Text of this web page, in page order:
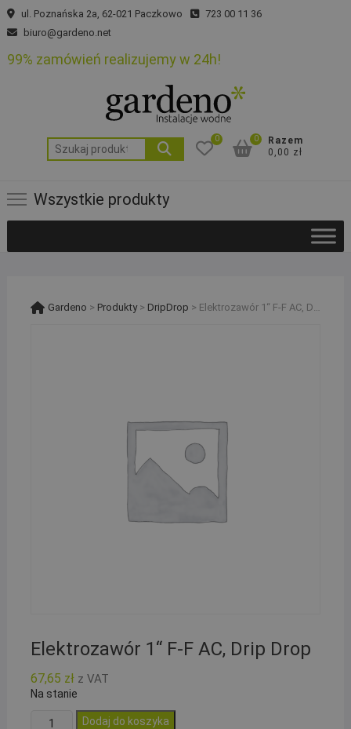
Skip
to
ul. Poznańska 2a, 62-021 Paczkowo
723 00 11 36
biuro@gardeno.net
99% zamówień realizujemy w 24h!
Szukaj:
0
Razem
0,00 zł
0
Wszystkie produkty
Gardeno > Produkty> DripDrop > Elektrozawór 1“ F-F AC, Drip Drop
Elektrozawór 1“ F-F AC, Drip Drop
67,65 zł z VAT
Na stanie
ilość
Dodaj do koszyka